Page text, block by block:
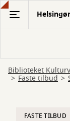
Gå
hovedindhold
Biblioteket
Faste tilbud
FASTE TILBUD